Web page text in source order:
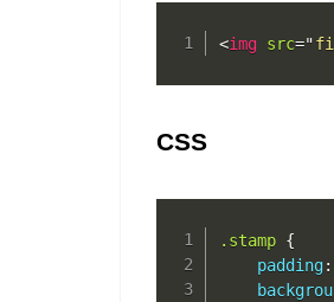
<img src="
CSS
.stamp {
padding: